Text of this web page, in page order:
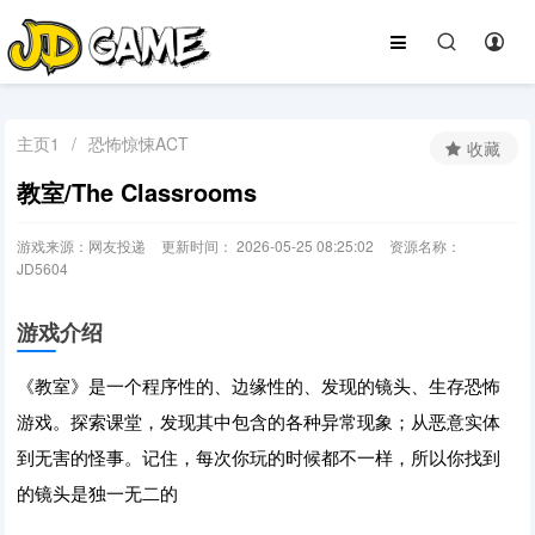
主页1 / 恐怖惊悚ACT
教室/The Classrooms
游戏来源：网友投递 更新时间： 2026-05-25 08:25:02
资源名称：
JD5604
收藏
游戏介绍
《教室》是一个程序性的、边缘性的、发现的镜头、生存恐怖
游戏。探索课堂，发现其中包含的各种异常现象；从恶意实体
到无害的怪事。记住，每次你玩的时候都不一样，所以你找到
的镜头是独一无二的